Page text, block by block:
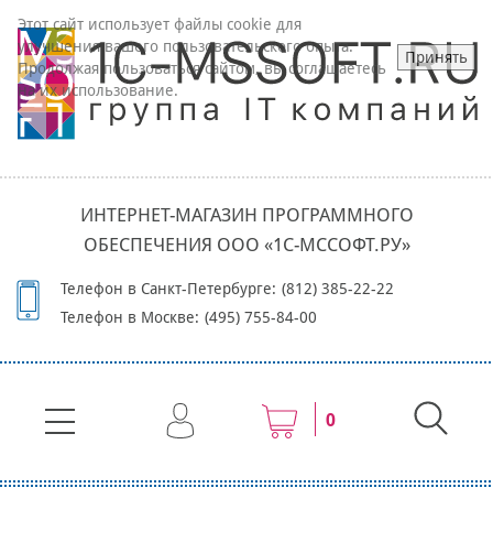
ИНТЕРНЕТ-МАГАЗИН ПРОГРАММНОГО
ОБЕСПЕЧЕНИЯ ООО «1С-МССОФТ.РУ»
Телефон в Санкт-Петербурге: (812) 385-22-22
Телефон в Москве: (495) 755-84-00
0
Этот сайт использует файлы cookie для
улучшения вашего пользовательского опыта.
Продолжая пользоваться сайтом, вы соглашаетесь
на их использование.
Принять